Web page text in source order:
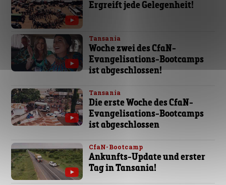
Ergreift jede Gelegenheit!
Tansania
Woche zwei des CfaN-
Evangelisations-Bootcamps
ist abgeschlossen!
Tansania
Die erste Woche des CfaN-
Evangelisations-Bootcamps
ist abgeschlossen
CfaN-Bootcamp
Ankunfts-Update und erster
Tag in Tansania!